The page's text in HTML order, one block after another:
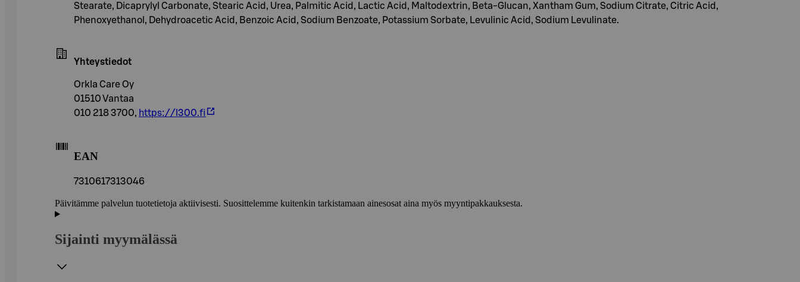
Stearate, Dicaprylyl Carbonate, Stearic Acid, Urea, Palmitic Acid, Lactic Acid, Maltodextrin, Beta-Glucan, Xantham Gum, Sodium Citrate, Citric Acid,
Phenoxyethanol, Dehydroacetic Acid, Benzoic Acid, Sodium Benzoate, Potassium Sorbate, Levulinic Acid, Sodium Levulinate.
Yhteystiedot
Orkla Care Oy
01510 Vantaa
010 218 3700, https://l300.fi
EAN
7310617313046
Päivitämme palvelun tuotetietoja aktiivisesti. Suosittelemme kuitenkin tarkistamaan ainesosat aina myös myyntipakkauksesta.
Sijainti myymälässä